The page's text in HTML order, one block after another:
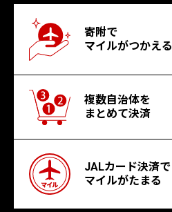
寄附で
マイルがつかえる
複数自治体を
まとめて決済
JALカード決済で
マイルがたまる